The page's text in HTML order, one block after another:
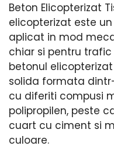
Beton Elicopterizat
elicopterizat este
aplicat in mod
chiar si pentru
betonul
solida formata
cu diferiti compusi
polipropilen, peste
cuart cu ciment si
culoare.